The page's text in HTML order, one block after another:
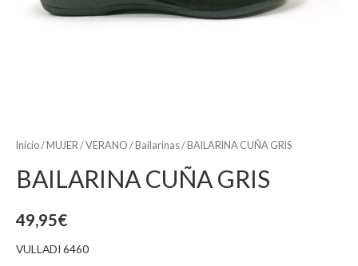
Inicio/ MUJER /VERANO / Bailarinas/ BAILARINA CUÑA GRIS
BAILARINA CUÑA GRIS
49,95€
VULLADI 6460